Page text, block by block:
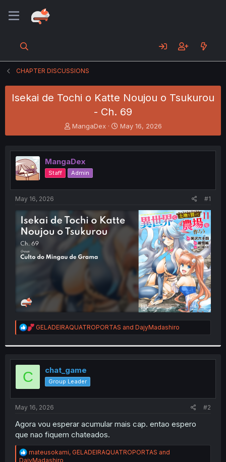
CHAPTER DISCUSSIONS
Isekai de Tochi o Katte Noujou o Tsukurou
- Ch. 69
T
h
e
a
d
s
t
e
r
MangaDex
S
t
r
t
May 16, 2026
MangaDex
Staff Admin
May 16, 2026 #1
R
e
t
i
s
:
GELADEIRAQUATROPORTAS and DajyMadashiro
C chat_game
Group Leader
May 16, 2026 #2
Agora vou esperar acumular mais cap. entao espero
que nao fiquem chateados.
R
e
mateusokami, GELADEIRAQUATROPORTAS and
DajyMadashiro